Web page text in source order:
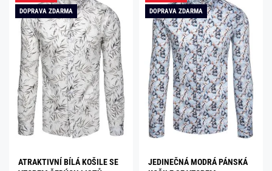
DOPRAVA ZDARMA
ATRAKTIVNÍ BÍLÁ KOŠILE SE
DOPRAVA ZDARMA
JEDINEČNÁ MODRÁ PÁNSKÁ